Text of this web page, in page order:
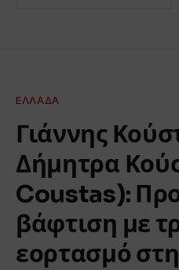
ΕΛΛΆΔΑ
Γιάννης
Δήμητρα
Coustas):
βάφτιση με
εορτασμό